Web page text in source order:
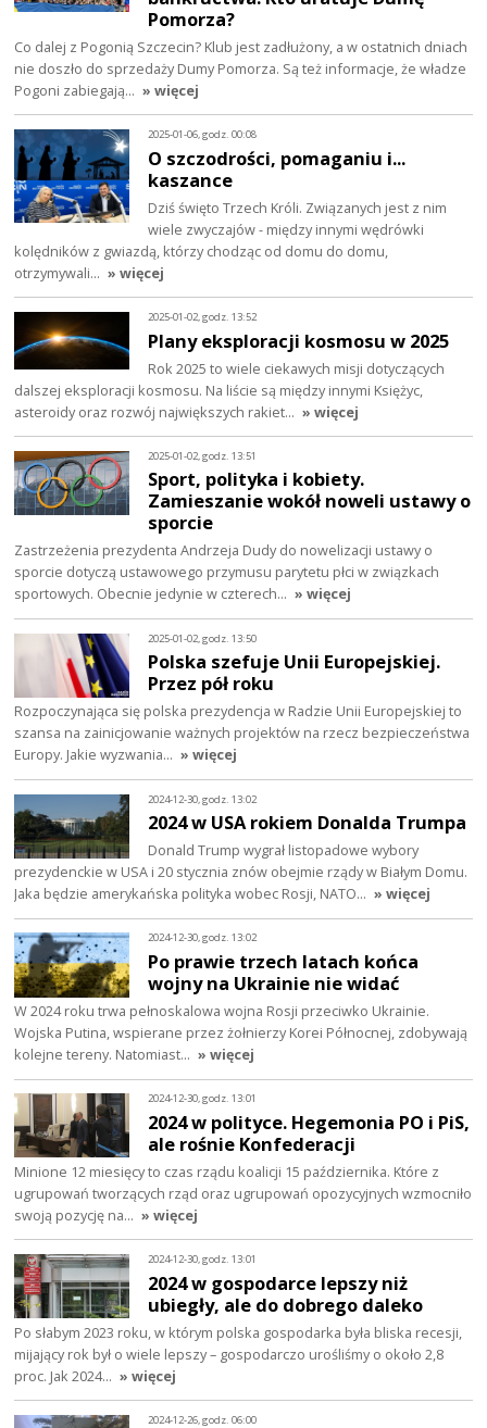
Pomorza?
Co dalej z Pogonią Szczecin? Klub jest zadłużony, a w ostatnich dniach
nie doszło do sprzedaży Dumy Pomorza. Są też informacje, że władze
Pogoni zabiegają… » więcej
2025-01-06, godz. 00:08
O szczodrości, pomaganiu i...
kaszance
Dziś święto Trzech Króli. Związanych jest z nim
wiele zwyczajów - między innymi wędrówki
kolędników z gwiazdą, którzy chodząc od domu do domu,
otrzymywali… » więcej
2025-01-02, godz. 13:52
Plany eksploracji kosmosu w 2025
Rok 2025 to wiele ciekawych misji dotyczących
dalszej eksploracji kosmosu. Na liście są między innymi Księżyc,
asteroidy oraz rozwój największych rakiet… » więcej
2025-01-02, godz. 13:51
Sport, polityka i kobiety.
Zamieszanie wokół noweli ustawy o
sporcie
Zastrzeżenia prezydenta Andrzeja Dudy do nowelizacji ustawy o
sporcie dotyczą ustawowego przymusu parytetu płci w związkach
sportowych. Obecnie jedynie w czterech… » więcej
2025-01-02, godz. 13:50
Polska szefuje Unii Europejskiej.
Przez pół roku
Rozpoczynająca się polska prezydencja w Radzie Unii Europejskiej to
szansa na zainicjowanie ważnych projektów na rzecz bezpieczeństwa
Europy. Jakie wyzwania… » więcej
2024-12-30, godz. 13:02
2024 w USA rokiem Donalda Trumpa
Donald Trump wygrał listopadowe wybory
prezydenckie w USA i 20 stycznia znów obejmie rządy w Białym Domu.
Jaka będzie amerykańska polityka wobec Rosji, NATO… » więcej
2024-12-30, godz. 13:02
Po prawie trzech latach końca
wojny na Ukrainie nie widać
W 2024 roku trwa pełnoskalowa wojna Rosji przeciwko Ukrainie.
Wojska Putina, wspierane przez żołnierzy Korei Północnej, zdobywają
kolejne tereny. Natomiast… » więcej
2024-12-30, godz. 13:01
2024 w polityce. Hegemonia PO i PiS,
ale rośnie Konfederacji
Minione 12 miesięcy to czas rządu koalicji 15 października. Które z
ugrupowań tworzących rząd oraz ugrupowań opozycyjnych wzmocniło
swoją pozycję na… » więcej
2024-12-30, godz. 13:01
2024 w gospodarce lepszy niż
ubiegły, ale do dobrego daleko
Po słabym 2023 roku, w którym polska gospodarka była bliska recesji,
mijający rok był o wiele lepszy – gospodarczo urośliśmy o około 2,8
proc. Jak 2024… » więcej
2024-12-26, godz. 06:00